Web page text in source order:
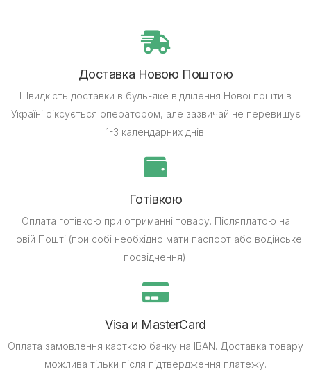
Доставка Новою Поштою
Швидкість доставки в будь-яке відділення Нової пошти в
Україні фіксується оператором, але зазвичай не перевищує
1-3 календарних днів.
Готівкою
Оплата готівкою при отриманні товару. Післяплатою на
Новій Пошті (при собі необхідно мати паспорт або водійське
посвідчення).
Visa и MasterCard
Оплата замовлення карткою банку на IBAN. Доставка товару
можлива тільки після підтвердження платежу.